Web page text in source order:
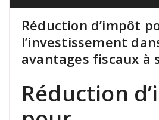
Réduction d’impôt
l’investissement
avantages fiscaux à
Réduction